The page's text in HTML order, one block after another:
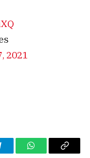
2021
WhatsAppCopy